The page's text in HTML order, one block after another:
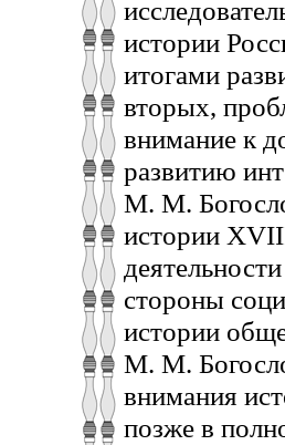
истории
итогами
вторых,
внимание к
развитию
М. М.
истории
стороны
истории
М. М.
внимания
позже в